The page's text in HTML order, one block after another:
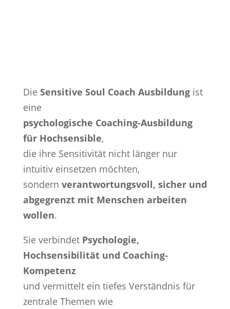
Die Sensitive Soul Coach Ausbildungist
eine
psychologische Coaching-Ausbildung
für Hochsensible,
die ihre Sensitivität nicht länger nur
intuitiv einsetzen möchten,
sondern verantwortungsvoll, sicher und
abgegrenzt mit Menschen arbeiten
wollen.
Sie verbindet Psychologie,
Hochsensibilität und Coaching-
Kompetenz
und vermittelt ein tiefes Verständnis für
zentrale Themen wie